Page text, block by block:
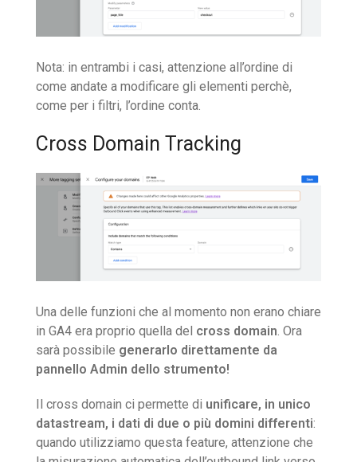
Nota: in entrambi i casi, attenzione all’ordine di
come andate a modificare gli elementi perchè,
come per i filtri, l’ordine conta.
Cross Domain Tracking
Una delle funzioni che al momento non erano chiare
in GA4 era proprio quella del cross domain. Ora
sarà possibile generarlo direttamente da
pannello Admin dello strumento!
Il cross domain ci permette di unificare, in unico
datastream, i dati di due o più domini differenti:
quando utilizziamo questa feature, attenzione che